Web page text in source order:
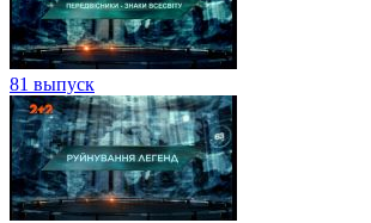
81 выпуск